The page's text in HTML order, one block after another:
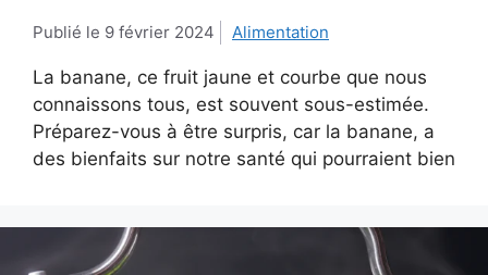
9 février 2024 Alimentation
La banane, ce fruit jaune et courbe que nous
connaissons tous, est souvent sous-estimée.
Préparez-vous à être surpris, car la banane, a
des bienfaits sur notre santé qui pourraient bien